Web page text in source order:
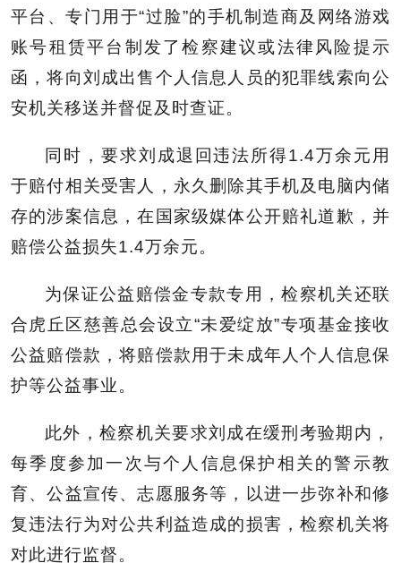
平台、专门用于“过脸”的手机制造商及网络游戏
账号租赁平台制发了检察建议或法律风险提示
函，将向刘成出售个人信息人员的犯罪线索向公
安机关移送并督促及时查证。
同时，要求刘成退回违法所得1.4万余元用
于赔付相关受害人，永久删除其手机及电脑内储
存的涉案信息，在国家级媒体公开赔礼道歉，并
赔偿公益损失1.4万余元。
为保证公益赔偿金专款专用，检察机关还联
合虎丘区慈善总会设立“未爱绽放”专项基金接收
公益赔偿款，将赔偿款用于未成年人个人信息保
护等公益事业。
此外，检察机关要求刘成在缓刑考验期内，
每季度参加一次与个人信息保护相关的警示教
育、公益宣传、志愿服务等，以进一步弥补和修
复违法行为对公共利益造成的损害，检察机关将
对此进行监督。